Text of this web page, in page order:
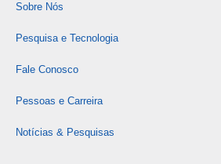
Sobre Nós
Pesquisa e Tecnologia
Fale Conosco
Pessoas e Carreira
Notícias & Pesquisas